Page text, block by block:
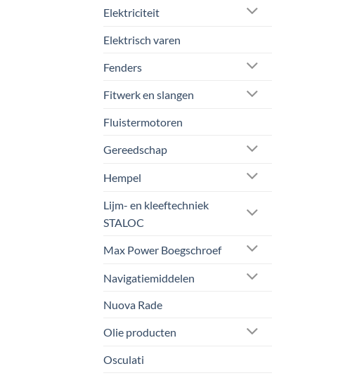
Elektriciteit
Elektrisch varen
Fenders
Fitwerk en slangen
Fluistermotoren
Gereedschap
Hempel
Lijm- en kleeftechniek
STALOC
Max Power Boegschroef
Navigatiemiddelen
Nuova Rade
Olie producten
Osculati